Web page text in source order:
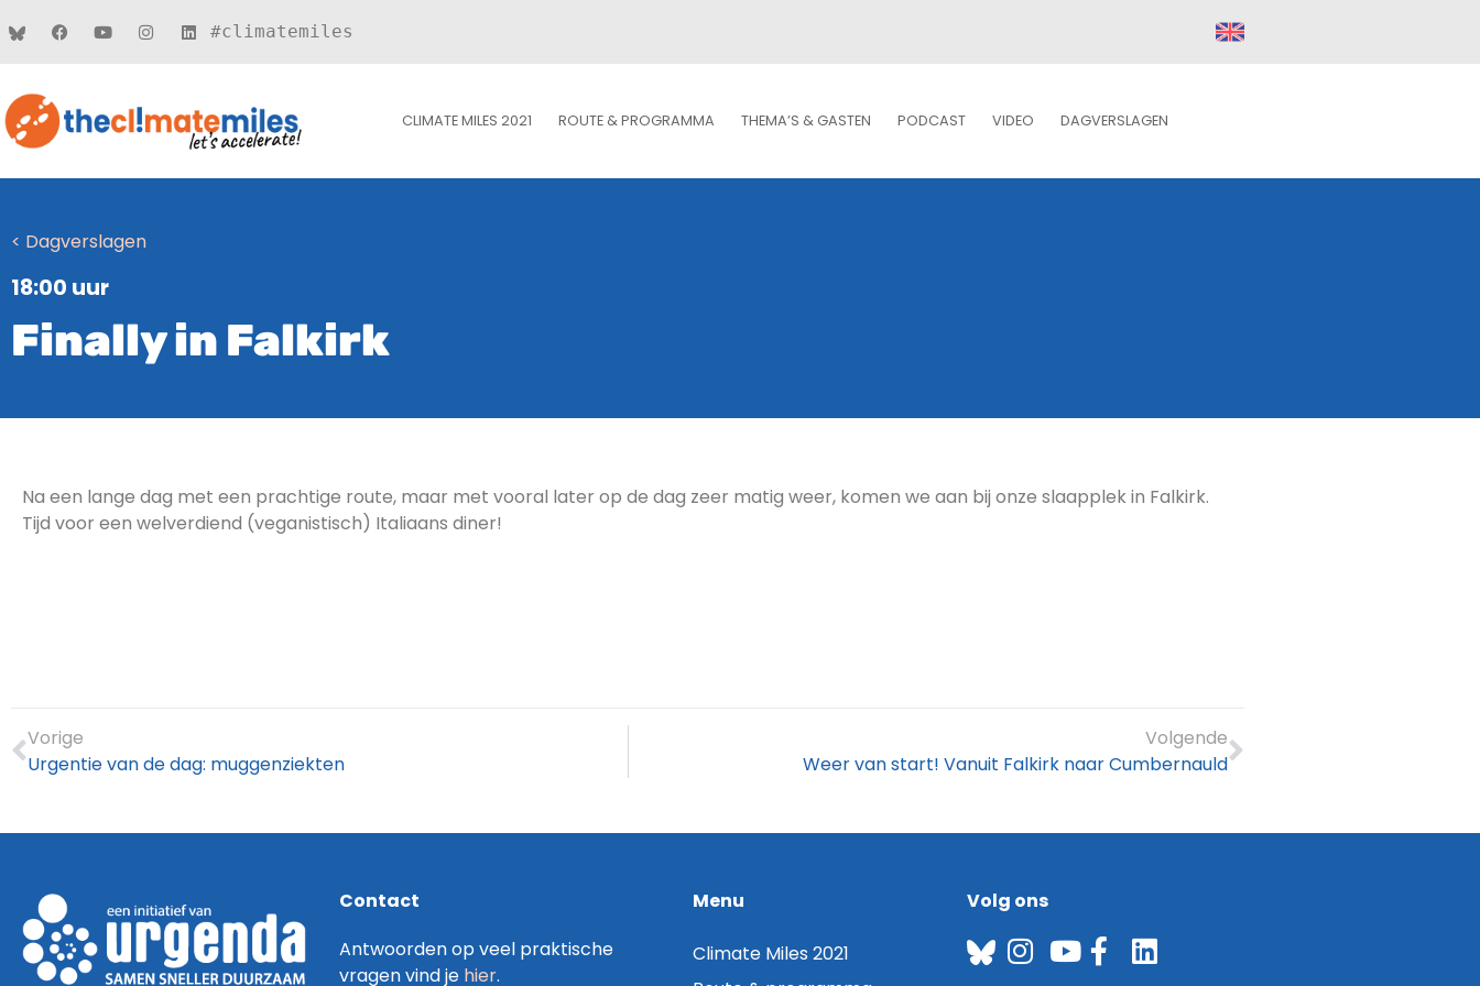
#climatemiles
CLIMATE MILES 2021 ROUTE & PROGRAMMA THEMA’S & GASTEN PODCAST VIDEO DAGVERSLAGEN
< Dagverslagen
18:00 uur
Finally in Falkirk
Na een lange dag met een prachtige route, maar met vooral later op de dag zeer matig weer, komen we aan bij onze slaapplek in Falkirk.
Tijd voor een welverdiend (veganistisch) Italiaans diner!
Vorige
Urgentie van de dag: muggenziekten
Volgende
Weer van start! Vanuit Falkirk naar Cumbernauld
Contact
Antwoorden op veel praktische
vragen vind je hier.
Menu
Climate Miles 2021
Volg ons